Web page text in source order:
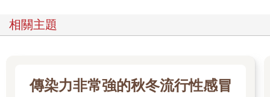
相關主題
傳染力非常強的秋冬流行性感冒